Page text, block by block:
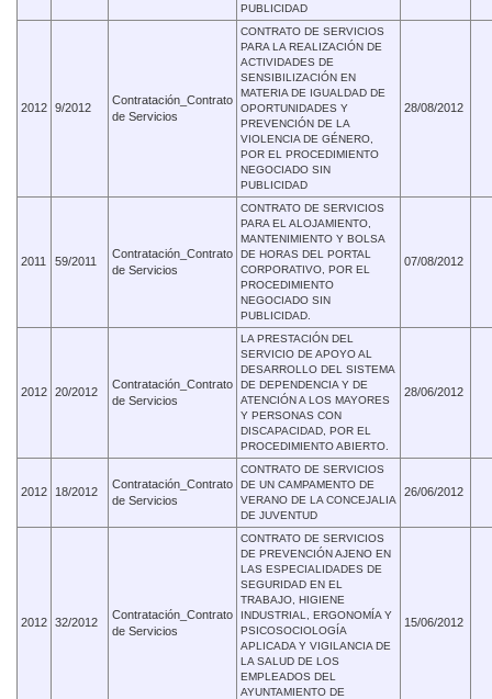
PUBLICIDAD
2012 9/2012
Contratación_Contrato
de Servicios
CONTRATO DE SERVICIOS
PARA LA REALIZACIÓN DE
ACTIVIDADES DE
SENSIBILIZACIÓN EN
MATERIA DE IGUALDAD DE
OPORTUNIDADES Y
PREVENCIÓN DE LA
VIOLENCIA DE GÉNERO,
POR EL PROCEDIMIENTO
NEGOCIADO SIN
PUBLICIDAD
28/08/2012
2011 59/2011
Contratación_Contrato
de Servicios
CONTRATO DE SERVICIOS
PARA EL ALOJAMIENTO,
MANTENIMIENTO Y BOLSA
DE HORAS DEL PORTAL
CORPORATIVO, POR EL
PROCEDIMIENTO
NEGOCIADO SIN
PUBLICIDAD.
07/08/2012
2012 20/2012
Contratación_Contrato
de Servicios
LA PRESTACIÓN DEL
SERVICIO DE APOYO AL
DESARROLLO DEL SISTEMA
DE DEPENDENCIA Y DE
ATENCIÓN A LOS MAYORES
Y PERSONAS CON
DISCAPACIDAD, POR EL
PROCEDIMIENTO ABIERTO.
28/06/2012
2012 18/2012
Contratación_Contrato
de Servicios
CONTRATO DE SERVICIOS
DE UN CAMPAMENTO DE
VERANO DE LA CONCEJALIA
DE JUVENTUD
26/06/2012
2012 32/2012
Contratación_Contrato
de Servicios
CONTRATO DE SERVICIOS
DE PREVENCIÓN AJENO EN
LAS ESPECIALIDADES DE
SEGURIDAD EN EL
TRABAJO, HIGIENE
INDUSTRIAL, ERGONOMÍA Y
PSICOSOCIOLOGÍA
APLICADA Y VIGILANCIA DE
LA SALUD DE LOS
EMPLEADOS DEL
AYUNTAMIENTO DE
15/06/2012